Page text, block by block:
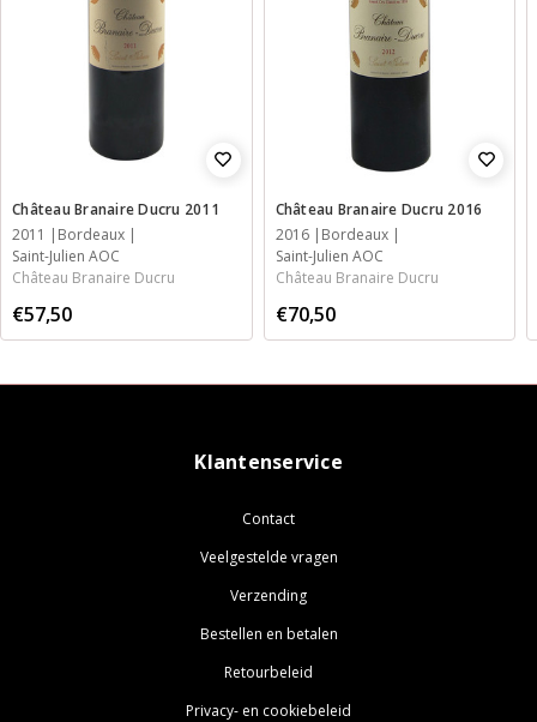
Château Branaire Ducru 2011
2011
Bordeaux
Saint-Julien AOC
Château Branaire Ducru
€57,50
Château Branaire Ducru 2016
2016
Bordeaux
Saint-Julien AOC
Château Branaire Ducru
€70,50
Klantenservice
Contact
Veelgestelde vragen
Verzending
Bestellen en betalen
Retourbeleid
Privacy- en cookiebeleid